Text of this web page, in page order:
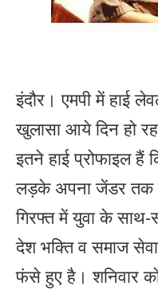
इंदौर। एमपी में हाई
खुलासा आये दिन हो
इतने हाई प्रोफाइल हैं
लड़के अपना जेंडर तक
गिरफ्त में युवा के
देश भक्ति व समाज
फंसे हुए है। शनिवार